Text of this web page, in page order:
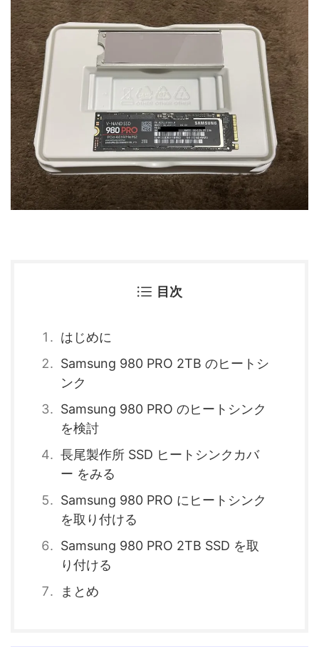
目次
はじめに
Samsung 980 PRO 2TB のヒートシ
ンク
Samsung 980 PRO のヒートシンク
を検討
長尾製作所 SSD ヒートシンクカバ
ー をみる
Samsung 980 PRO にヒートシンク
を取り付ける
Samsung 980 PRO 2TB SSD を取
り付ける
まとめ